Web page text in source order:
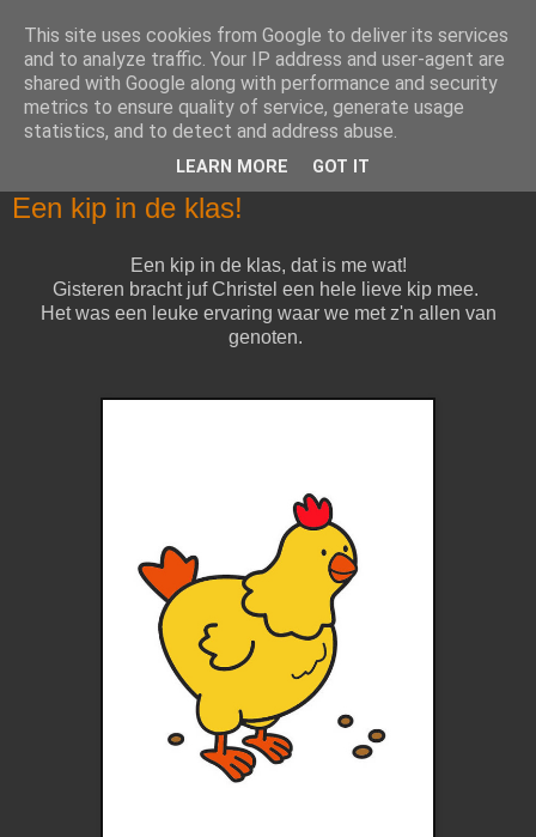
Klasblog van juf Christel en
juf Alisha
Een kip in de klas!
Een kip in de klas, dat is me wat!
Gisteren bracht juf Christel een hele lieve kip mee.
Het was een leuke ervaring waar we met z'n allen van
genoten.
This site uses cookies from Google to deliver its services
and to analyze traffic. Your IP address and user-agent are
shared with Google along with performance and security
metrics to ensure quality of service, generate usage
statistics, and to detect and address abuse.
LEARN MORE GOT IT